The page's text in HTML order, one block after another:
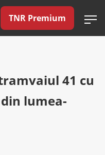
TNR Premium
41 cu
lumea-